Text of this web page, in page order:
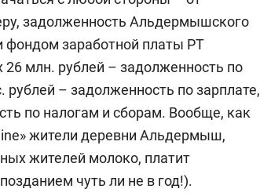
задолженность Альдермышского
заработной платы РТ
26 млн. рублей – задолженность по
– задолженность по зарплате,
по налогам и сборам. Вообще, как
жители деревни Альдермыш,
жителей молоко, платит
чуть ли не в год!).